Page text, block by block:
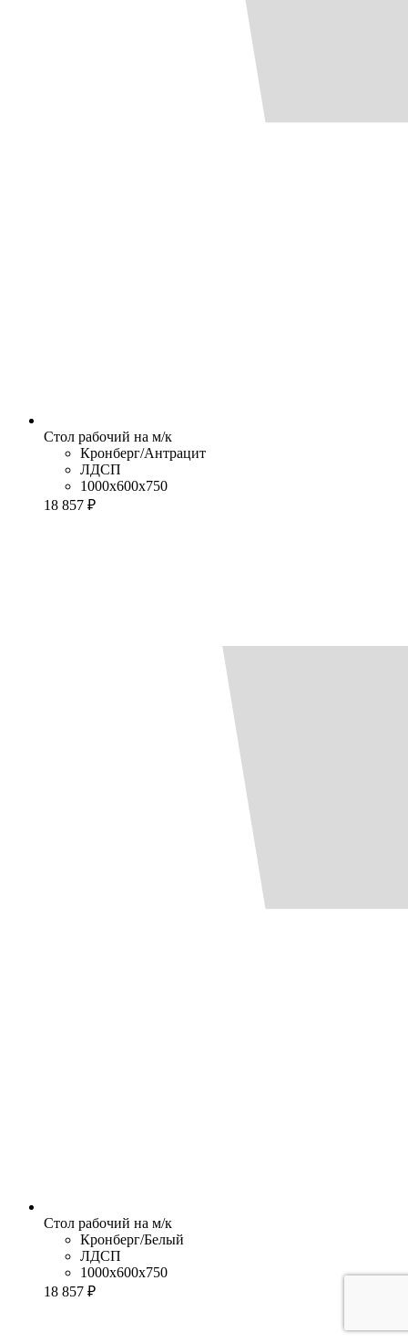
Стол рабочий на м/к
Кронберг/Антрацит
ЛДСП
1000x600x750
18 857 ₽
Стол рабочий на м/к
Кронберг/Белый
ЛДСП
1000x600x750
18 857 ₽